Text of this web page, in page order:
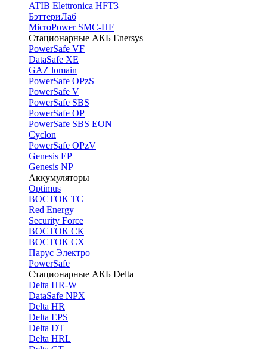
ATIB Elettronica HFT3
БэттериЛаб
MicroPower SMC-HF
Стационарные АКБ Enersys
PowerSafe VF
DataSafe XE
GAZ lomain
PowerSafe OPzS
PowerSafe V
PоwerSafe SBS
PowerSafe OP
PоwerSafe SBS EON
Cyclon
PowerSafe OPzV
Genesis EP
Genesis NP
Аккумуляторы
Optimus
ВОСТОК ТС
Red Energy
Security Force
ВОСТОК СК
ВОСТОК СХ
Парус Электро
PowerSafe
Стационарные АКБ Delta
Delta HR-W
DataSafe NPX
Delta HR
Delta EPS
Delta DT
Delta HRL